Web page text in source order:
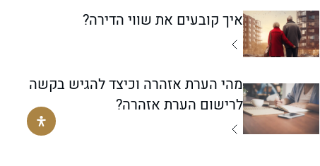
איך קובעים את שווי הדירה?
מהי הערת אזהרה וכיצד להגיש בקשה
לרישום הערת אזהרה?